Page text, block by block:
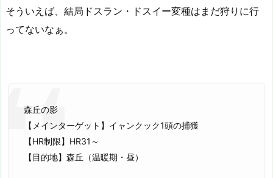
そういえば、結局ドスラン・ドスイー変種はまだ狩りに行
ってないなぁ。
森丘の影
【メインターゲット】イャンクック1頭の捕獲
【HR制限】HR31～
【目的地】森丘（温暖期・昼）